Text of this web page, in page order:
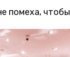
помеха, чтобы